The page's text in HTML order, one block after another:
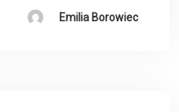
Emilia Borowiec